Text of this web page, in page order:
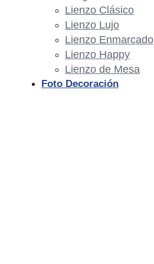
Lienzo Clásico
Lienzo Lujo
Lienzo Enmarcado
Lienzo Happy
Lienzo de Mesa
Foto Decoración